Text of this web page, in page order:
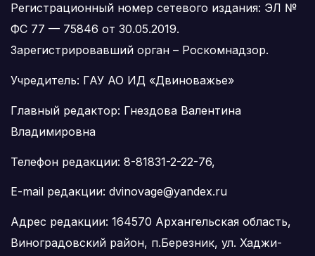
Регистрационный номер сетевого издания: ЭЛ №
ФС 77 — 75846 от 30.05.2019.
Зарегистрировавший орган – Роскомнадзор.
Учредитель: ГАУ АО ИД «Двиноважье»
Главный редактор: Гнездова Валентина
Владимировна
Телефон редакции: 8-81831-2-22-76,
E-mail редакции: dvinovage@yandex.ru
Адрес редакции: 164570 Архангельская область,
Виноградовский район, п.Березник, ул. Хаджи-